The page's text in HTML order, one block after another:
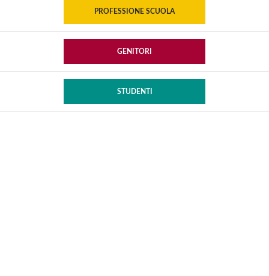
PROFESSIONE SCUOLA
GENITORI
STUDENTI